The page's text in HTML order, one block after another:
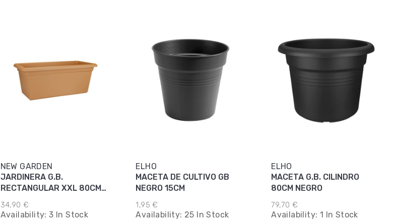
NEW GARDEN
JARDINERA G.B.
RECTANGULAR XXL 80CM
34,90 €
Availability:3 In Stock
ELHO
MACETA DE CULTIVO GB
NEGRO 15CM
1,95 €
Availability: 25 In Stock
ELHO
MACETA G.B. CILINDRO
80CM NEGRO
79,70 €
Availability: 1 In Stock